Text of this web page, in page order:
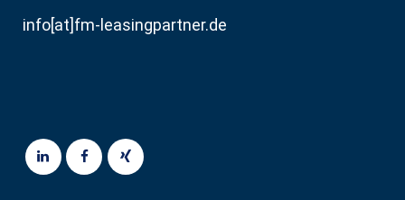
info[at]fm-leasingpartner.de